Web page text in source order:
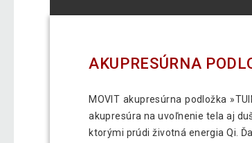
AKUPRESÚRNA
MOVIT akupresúrna podložka
akupresúra na uvoľnenie tela aj
ktorými prúdi životná energia Qi.